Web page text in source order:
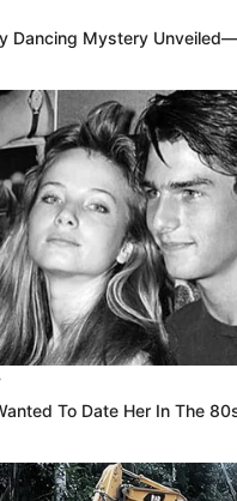
Dancing Mystery
To Date Her In The